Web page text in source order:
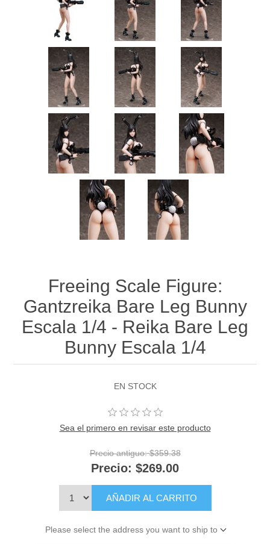
Freeing Scale Figure:
Gantzreika Bare Leg Bunny
Escala 1/4 - Reika Bare Leg
Bunny Escala 1/4
EN STOCK
Sea el primero en revisar este producto
Precio antiguo: $359.38
Precio: $269.00
AÑADIR AL CARRITO
Please select the address you want to ship to